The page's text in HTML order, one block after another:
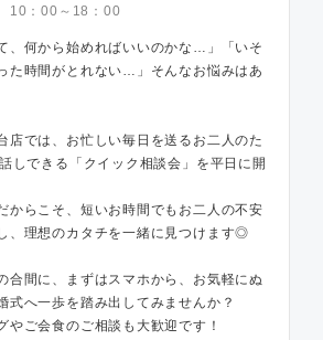
10：00～18：00
、何から始めればいいのかな…」「いそ
た時間がとれない…」そんなお悩みはあ
では、お忙しい毎日を送るお二人のた
しできる「クイック相談会」を平日に開
からこそ、短いお時間でもお二人の不安
、理想のカタチを一緒に見つけます◎
合間に、まずはスマホから、お気軽にぬ
式へ一歩を踏み出してみませんか？
やご会食のご相談も大歓迎です！